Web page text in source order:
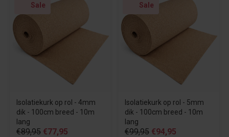
Sale
Isolatiekurk op rol - 4mm
dik - 100cm breed - 10m
lang
€89,95 €77,95
Sale
Isolatiekurk op rol - 5mm
dik - 100cm breed - 10m
lang
€99,95 €94,95